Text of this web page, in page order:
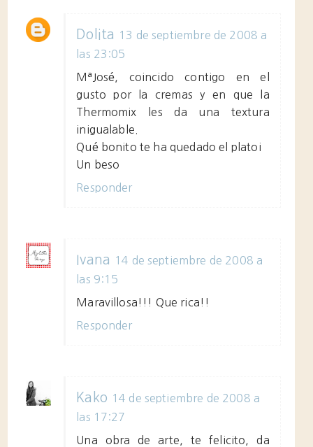
Dolita
13 de septiembre de 2008 a
las 23:05
MªJosé, coincido contigo en el
gusto por la cremas y en que la
Thermomix les da una textura
inigualable.
Qué bonito te ha quedado el plato¡
Un beso
Responder
Ivana
14 de septiembre de 2008 a
las 9:15
Maravillosa!!! Que rica!!
Responder
Kako 14 de septiembre de 2008 a
las 17:27
Una obra de arte, te felicito, da